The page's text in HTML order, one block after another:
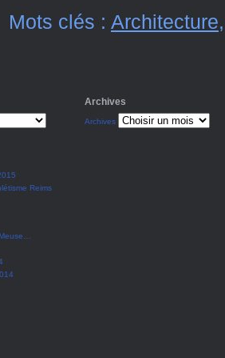
Mots clés : Architecture
Reims
Archives
Archives